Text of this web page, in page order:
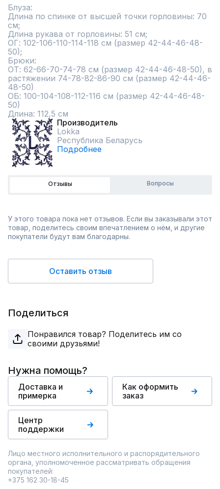
Блуза:
Длина по спинке от высшей точки горловины: 70
см;
Длина рукава от горловины: 51 см;
ОГ: 102-106-110-114-118 см (размер 42-44-46-48-
50);
Брюки:
ОТ: 62-66-70-74-78 см (размер 42-44-46-48-50), в
растяжении 74-78-82-86-90 см (размер 42-44-46-
48-50)
ОБ: 100-104-108-112-116 см (размер 42-44-46-48-
50)
Длина: 112,5 см
Производитель
Lokka
Республика Беларусь
Подробнее
Отзывы Вопросы
У этого товара пока нет отзывов. Если вы заказывали этот
товар, поделитесь своим впечатлением о нём, и другие
покупатели будут вам благодарны.
Оставить отзыв
Поделиться
Понравился товар? Поделитесь им со
своими друзьями!
Нужна помощь?
Доставка и
примерка
Как оформить
заказ
Центр
поддержки
Лицо местного исполнительного и распорядительного
органа, уполномоченное рассматривать обращения
покупателей:
+375 162 30-18-45